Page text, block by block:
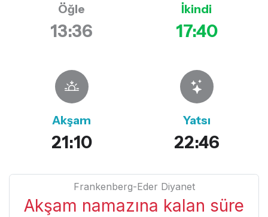
Öğle
13:36
İkindi
17:40
Akşam
21:10
Yatsı
22:46
Frankenberg-Eder Diyanet
Akşam namazına kalan süre